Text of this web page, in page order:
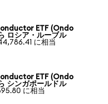
ETF (Ondo
ロシア・ルーブル
に相当
ETF (Ondo
シンガポールドル
に相当